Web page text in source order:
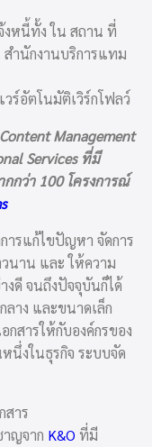
งหนี้ทั้ง ใน สถาน ที่
ำนักงานบริการแทม
ร์อัตโนมัติเวิร์กโฟลว์
Management
Services ที่มี
กว่า 100 โครงการณ์
ารแก้ไขปัญหา จัดการ
วนาน และ ให้ความ
งดี จนถึงปัจจุบันก็ได้
าง และขนาดเล็ก
สารให้กับองค์กรของ
นึ่งในธุรกิจ ระบบจัด
สาร
ญจาก K&O ที่มี